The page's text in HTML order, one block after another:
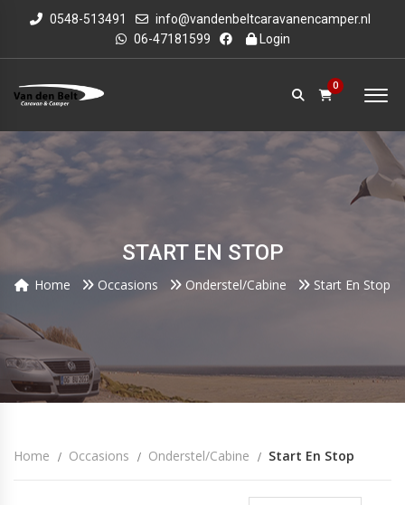
0548-513491
info@vandenbeltcaravanencamper.nl
06-47181599
Login
0
START EN STOP
Home Occasions Onderstel/cabine Start En Stop
Home Occasions Onderstel/cabine Start En Stop